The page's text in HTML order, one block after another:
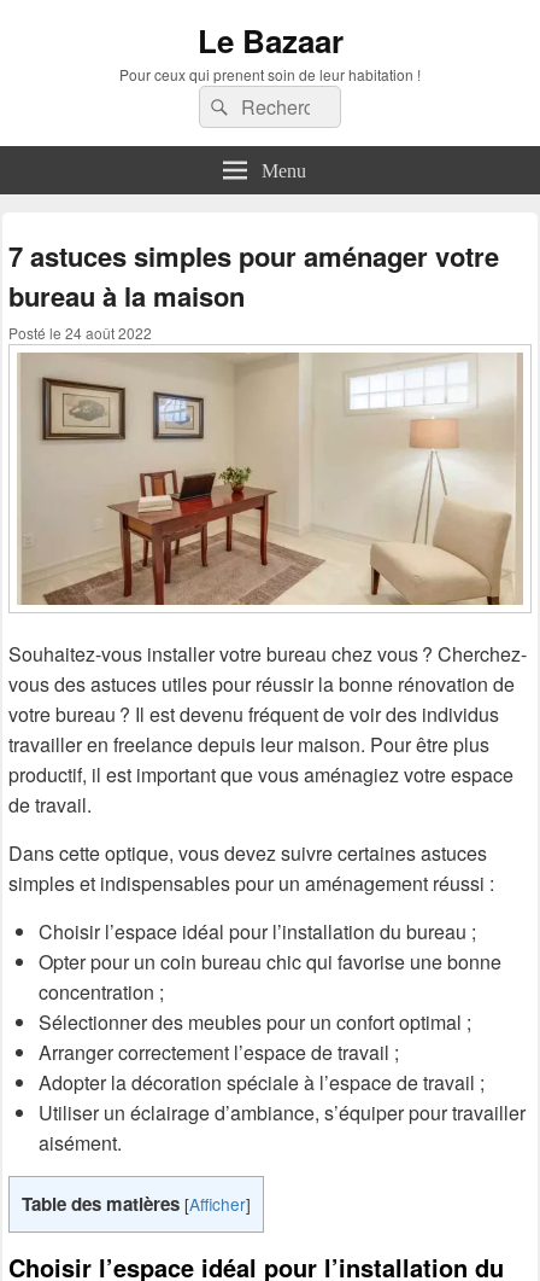
Le Bazaar
Pour ceux qui prenent soin de leur habitation !
Recherche :
Rechercher
Menu
7 astuces simples pour aménager votre
bureau à la maison
Posté le 24 août 2022
Souhaitez-vous installer votre bureau chez vous ? Cherchez-
vous des astuces utiles pour réussir la bonne rénovation de
votre bureau ? Il est devenu fréquent de voir des individus
travailler en freelance depuis leur maison. Pour être plus
productif, il est important que vous aménagiez votre espace
de travail.
Dans cette optique, vous devez suivre certaines astuces
simples et indispensables pour un aménagement réussi :
Choisir l’espace idéal pour l’installation du bureau ;
Opter pour un coin bureau chic qui favorise une bonne
concentration ;
Sélectionner des meubles pour un confort optimal ;
Arranger correctement l’espace de travail ;
Adopter la décoration spéciale à l’espace de travail ;
Utiliser un éclairage d’ambiance, s’équiper pour travailler
aisément.
Table des matières [Afficher]
Choisir l’espace idéal pour l’installation du